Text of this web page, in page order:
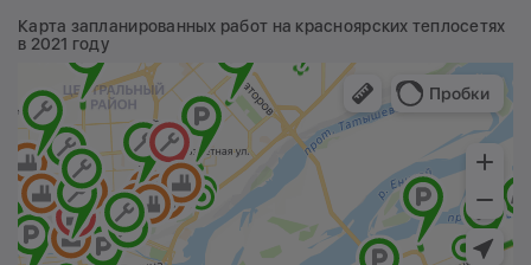
Карта запланированных работ на красноярских теплосетях
в 2021 году